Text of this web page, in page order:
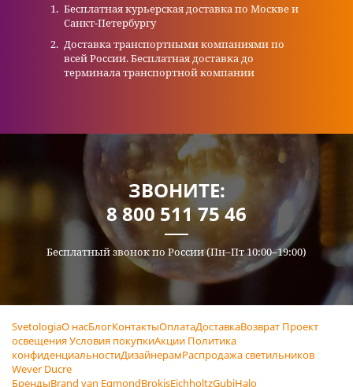
Бесплатная курьерская доставка по Москве и
Санкт-Петербургу
Доставка транспортными компаниями по
всей России. Бесплатная доставка до
терминала транспортной компании
ЗВОНИТЕ:
8 800 511 75 46
Бесплатный звонок по России (Пн–Пт 10:00–19:00)
SvetologiaО насБлогКонтактыОплатаДоставкаВозврат Проект
освещенияУсловия покупкиАкции Политика
конфиденциальностиДизайнерамРаспродажа светильников
Wever Ducre
БрендыBrand van EgmondBrokisEichholtzGubiHalo